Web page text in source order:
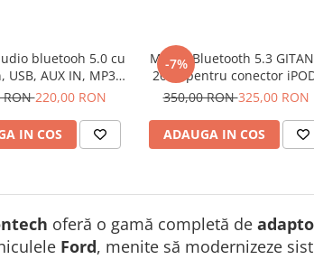
bluetooh 5.0 cu
USB, AUX IN, MP3,
plug and play,
CD, 12V DC
RON220,00 RON
IN COS
-7%
Modul Bluetooth 5.3
200A pentru conector iPOD,
redare muzica, Universal,
consola
350,00 RON325,00 RON
ADAUGA IN COS
oferă o gamă completă de
Ford, menite să modernizeze